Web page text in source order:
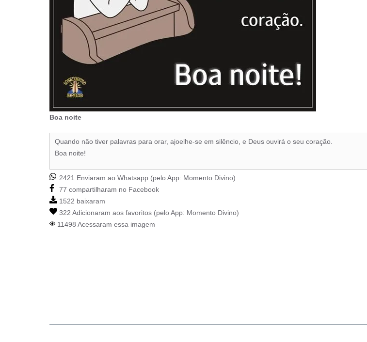
Boa noite
Quando não tiver palavras para orar, ajoelhe-se em silêncio, e Deus ouvirá o seu coração.
Boa noite!
2421 Enviaram ao Whatsapp (pelo App: Momento Divino)
77 compartilharam no Facebook
1522 baixaram
322 Adicionaram aos favoritos (pelo App: Momento Divino)
11498 Acessaram essa imagem